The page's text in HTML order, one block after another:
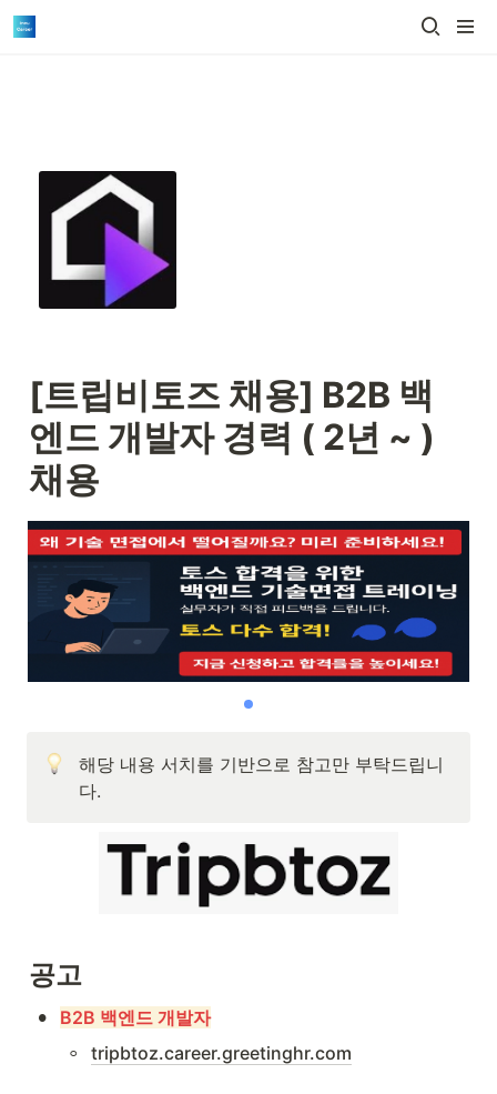
[트립비토즈 채용] B2B 백
엔드 개발자 경력 ( 2년 ~ )
채용
해당 내용 서치를 기반으로 참고만 부탁드립니
다.
공고
• B2B 백엔드 개발자
◦ tripbtoz.career.greetinghr.com